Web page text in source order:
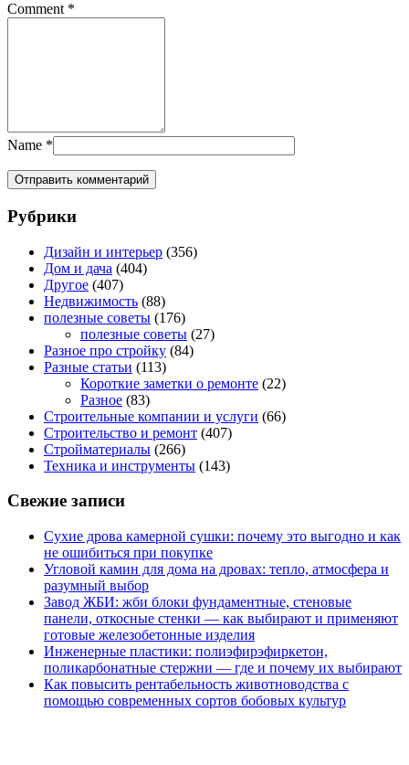
Comment *
Name *
Рубрики
Дизайн и интерьер (356)
Дом и дача (404)
Другое (407)
Недвижимость (88)
полезные советы (176)
полезные советы (27)
Разное про стройку (84)
Разные статьи (113)
Короткие заметки о ремонте (22)
Разное (83)
Строительные компании и услуги (66)
Строительство и ремонт (407)
Стройматериалы (266)
Техника и инструменты (143)
Свежие записи
Сухие дрова камерной сушки: почему это выгодно и как
не ошибиться при покупке
Угловой камин для дома на дровах: тепло, атмосфера и
разумный выбор
Завод ЖБИ: жби блоки фундаментные, стеновые
панели, откосные стенки — как выбирают и применяют
готовые железобетонные изделия
Инженерные пластики: полиэфирэфиркетон,
поликарбонатные стержни — где и почему их выбирают
Как повысить рентабельность животноводства с
помощью современных сортов бобовых культур